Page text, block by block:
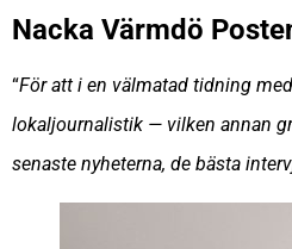
Nacka Värmdö
“För att i en välmatad tidning
lokaljournalistik — vilken annan
senaste nyheterna, de bästa